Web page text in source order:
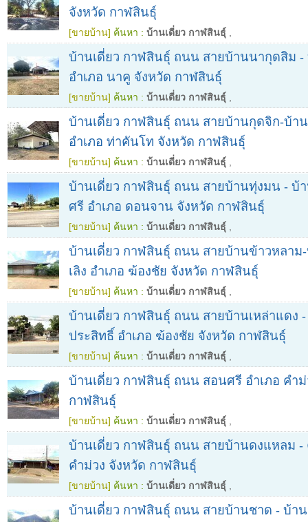
จังหวัด กาฬสินธุ์
[ขายบ้าน] ค้นหา : บ้านเดี่ยว กาฬสินธุ์
บ้านเดี่ยว กาฬสินธุ์ ถนน สายบ้านนากุดสิม
อำเภอ นาคู จังหวัด กาฬสินธุ์
[ขายบ้าน] ค้นหา : บ้านเดี่ยว กาฬสินธุ์
บ้านเดี่ยว กาฬสินธุ์ ถนน สายบ้านกุดจิก-บ้า
อำเภอ ท่าคันโท จังหวัด กาฬสินธุ์
[ขายบ้าน] ค้นหา : บ้านเดี่ยว กาฬสินธุ์
บ้านเดี่ยว กาฬสินธุ์ ถนน สายบ้านทุ่งมน - บ้
ศรี อำเภอ ดอนจาน จังหวัด กาฬสินธุ์
[ขายบ้าน] ค้นหา : บ้านเดี่ยว กาฬสินธุ์
บ้านเดี่ยว กาฬสินธุ์ ถนน สายบ้านข้าวหลา
เลิง อำเภอ ฆ้องชัย จังหวัด กาฬสินธุ์
[ขายบ้าน] ค้นหา : บ้านเดี่ยว กาฬสินธุ์
บ้านเดี่ยว กาฬสินธุ์ ถนน สายบ้านเหล่าแดง
ประสิทธิ์ อำเภอ ฆ้องชัย จังหวัด กาฬสินธุ์
[ขายบ้าน] ค้นหา : บ้านเดี่ยว กาฬสินธุ์
บ้านเดี่ยว กาฬสินธุ์ ถนน สอนศรี อำเภอ คำม่
กาฬสินธุ์
[ขายบ้าน] ค้นหา : บ้านเดี่ยว กาฬสินธุ์
บ้านเดี่ยว กาฬสินธุ์ ถนน สายบ้านดงแหลม -
คำม่วง จังหวัด กาฬสินธุ์
[ขายบ้าน] ค้นหา : บ้านเดี่ยว กาฬสินธุ์
บ้านเดี่ยว กาฬสินธุ์ ถนน สายบ้านชาด - บ้า